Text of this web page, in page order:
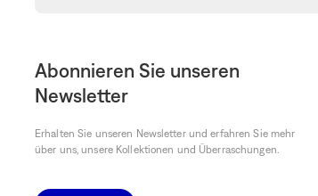
Abonnieren Sie unseren
Newsletter
Erhalten Sie unseren Newsletter und erfahren Sie mehr
über uns, unsere Kollektionen und Überraschungen.